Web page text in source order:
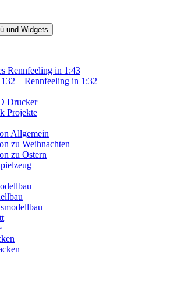
und Widgets
Rennfeeling in 1:43
– Rennfeeling in 1:32
Drucker
Projekte
Allgemein
zu Weihnachten
zu Ostern